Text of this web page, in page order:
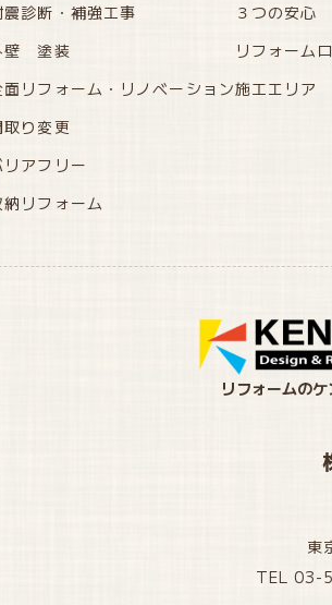
震診断・補強工事
壁 塗装
面リフォーム・リノベーション
取り変更
リアフリー
納リフォーム
３つの安心
リフォーム
施工エリア
リフォームの
東
TEL